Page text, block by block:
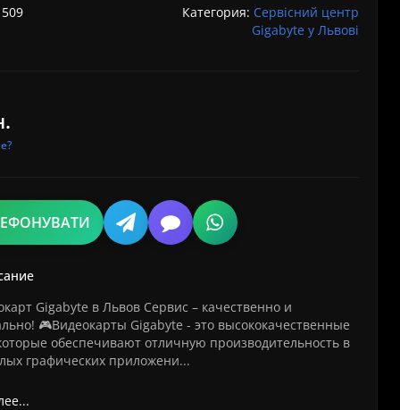
Категория: Сервісний центр
Gigabyte у Львові
Gigabyte в Львов Сервис – качественно и
🎮Видеокарты Gigabyte - это высококачественные
обеспечивают отличную производительность в
графических приложени...